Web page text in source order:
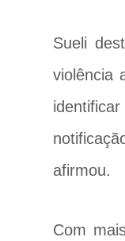
Sueli
violência
afirmou.
Com